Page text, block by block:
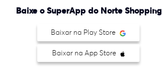
Baixe o SuperApp do Norte Shopping
Baixar na Play Store
Baixar na App Store